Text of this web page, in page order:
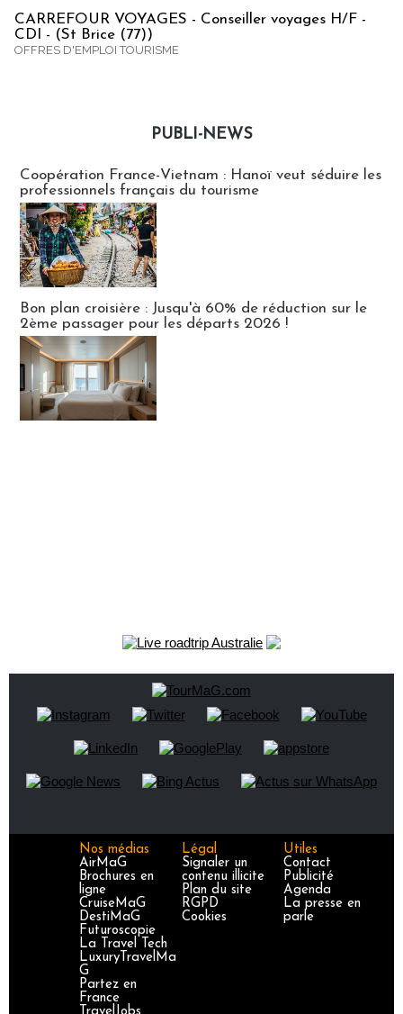
CARREFOUR VOYAGES - Conseiller voyages H/F -
CDI - (St Brice (77))
OFFRES D'EMPLOI TOURISME
PUBLI-NEWS
Coopération France-Vietnam : Hanoï veut séduire les
professionnels français du tourisme
Bon plan croisière : Jusqu'à 60% de réduction sur le
2ème passager pour les départs 2026 !
Nos médias
AirMaG
Brochures en
ligne
CruiseMaG
DestiMaG
Futuroscopie
La Travel Tech
LuxuryTravelMa
G
Partez en
France
Légal
Signaler un
contenu illicite
Plan du site
RGPD
Cookies
Utiles
Contact
Publicité
Agenda
La presse en
parle